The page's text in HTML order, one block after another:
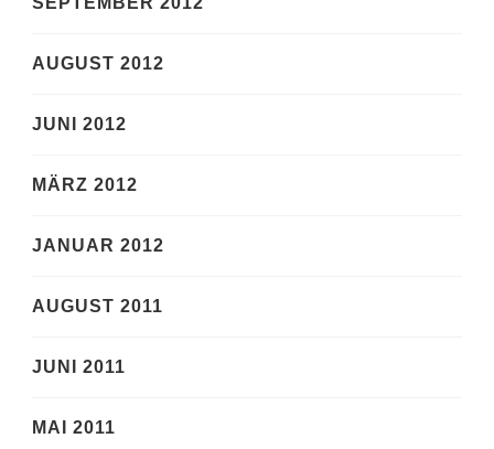
AUGUST 2012
JUNI 2012
MÄRZ 2012
JANUAR 2012
AUGUST 2011
JUNI 2011
MAI 2011